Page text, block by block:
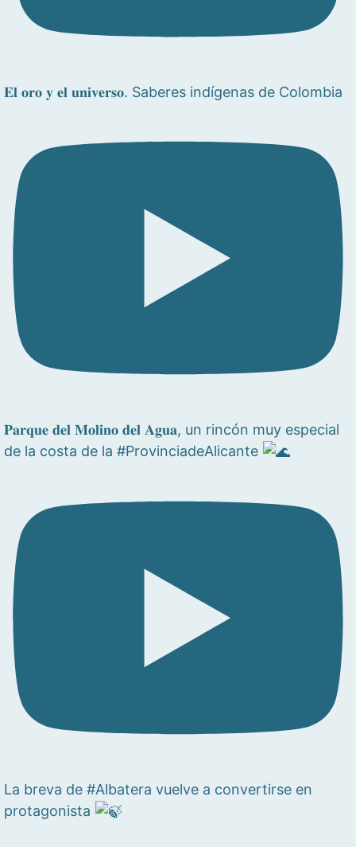
𝐄𝐥 𝐨𝐫𝐨 𝐲 𝐞𝐥 𝐮𝐧𝐢𝐯𝐞𝐫𝐬𝐨. Saberes indígenas de Colombia
𝐏𝐚𝐫𝐪𝐮𝐞 𝐝𝐞𝐥 𝐌𝐨𝐥𝐢𝐧𝐨 𝐝𝐞𝐥 𝐀𝐠𝐮𝐚, un rincón muy especial
de la costa de la #ProvinciadeAlicante
La breva de #Albatera vuelve a convertirse en
protagonista